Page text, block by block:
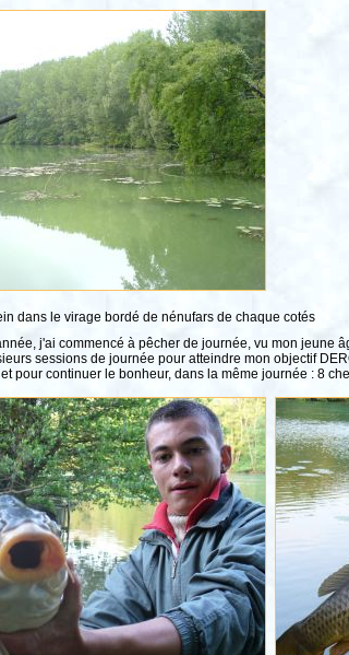
dans le virage bordé de nénufars de chaque cotés
j'ai commencé à pêcher de journée, vu mon jeune
sessions de journée pour atteindre mon objectif
pour continuer le bonheur, dans la même journée : 8